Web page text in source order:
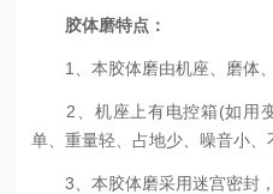
胶体磨特点：
1、本胶体磨由机座、磨体、
2、机座上有电控箱(如用变
单、重量轻、占地少、噪音小、
3、本胶体磨采用迷宫密封，